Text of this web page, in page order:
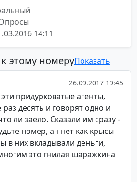
14:11
этому номеруПоказать
26.09.2017 19:45
придурковатые агенты,
раз десять и говорят одно и
ли заело. Сказали им сразу -
номер, ан нет как крысы
в них вкладывали деньги,
это гнилая шаражкина